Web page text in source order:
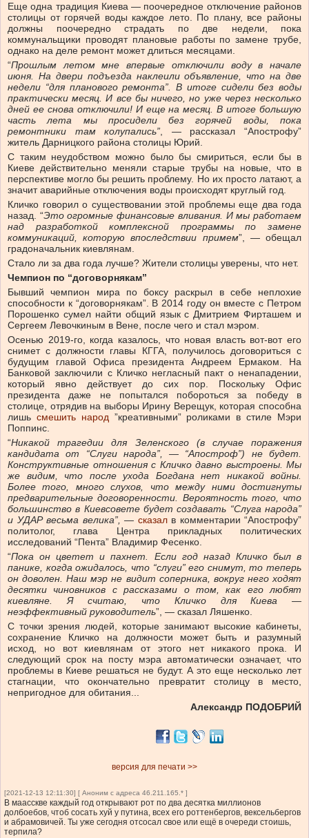
Еще одна традиция Киева — поочередное отключение районов
столицы от горячей воды каждое лето. По плану, все районы
должны поочередно страдать по две недели, пока
коммунальщики проводят плановые работы по замене трубе,
однако на деле ремонт может длиться месяцами.
“Прошлым летом мне впервые отключили воду в начале
июня. На двери подъезда наклеили объявление, что на две
недели “для планового ремонта”. В итоге сидели без воды
практически месяц. И все бы ничего, но уже через несколько
дней ее снова отключили! И еще на месяц. В итоге большую
часть лета мы просидели без горячей воды, пока
ремонтники там колупались”, — рассказал “Апострофу”
житель Дарницкого района столицы Юрий.
С таким неудобством можно было бы смириться, если бы в
Киеве действительно меняли старые трубы на новые, что в
перспективе могло бы решить проблему. Но их просто латают, а
значит аварийные отключения воды происходят круглый год.
Кличко говорил о существовании этой проблемы еще два года
назад. “Это огромные финансовые вливания. И мы работаем
над разработкой комплексной программы по замене
коммуникаций, которую впоследствии примем”, — обещал
градоначальник киевлянам.
Стало ли за два года лучше? Жители столицы уверены, что нет.
Чемпион по “договорнякам”
Бывший чемпион мира по боксу раскрыл в себе неплохие
способности к “договорнякам”. В 2014 году он вместе с Петром
Порошенко сумел найти общий язык с Дмитрием Фирташем и
Сергеем Левочкиным в Вене, после чего и стал мэром.
Осенью 2019-го, когда казалось, что новая власть вот-вот его
снимет с должности главы КГГА, получилось договориться с
будущим главой Офиса президента Андреем Ермаком. На
Банковой заключили с Кличко негласный пакт о ненападении,
который явно действует до сих пор. Поскольку Офис
президента даже не попытался побороться за победу в
столице, отрядив на выборы Ирину Верещук, которая способна
лишь смешить народ ”креативными” роликами в стиле Мэри
Поппинс.
“Никакой трагедии для Зеленского (в случае поражения
кандидата от “Слуги народа”, — “Апостроф”) не будет.
Конструктивные отношения с Кличко давно выстроены. Мы
же видим, что после ухода Богдана нет никакой войны.
Более того, много слухов, что между ними достигнуты
предварительные договоренности. Вероятность того, что
большинство в Киевсовете будет создавать “Слуга народа”
и УДАР весьма велика”, — сказалв комментарии “Апострофу”
политолог, глава Центра прикладных политических
исследований “Пента” Владимир Фесенко.
“Пока он цветет и пахнет. Если год назад Кличко был в
панике, когда ожидалось, что “слуги” его снимут, то теперь
он доволен. Наш мэр не видит соперника, вокруг него ходят
десятки чиновников с рассказами о том, как его любят
киевляне. Я считаю, что Кличко для Киева —
неэффективный руководитель”, — сказал Ляшенко.
С точки зрения людей, которые занимают высокие кабинеты,
сохранение Кличко на должности может быть и разумный
исход, но вот киевлянам от этого нет никакого прока. И
следующий срок на посту мэра автоматически означает, что
проблемы в Киеве решаться не будут. А это еще несколько лет
стагнации, что окончательно превратит столицу в место,
непригодное для обитания...
Александр ПОДОБРИЙ
версия для печати >>
[2021-12-13 12:11:30] [ Аноним с адреса 46.211.165.* ]
В маасскве каждый год открывают рот по два десятка миллионов
долбоебов, чтоб сосать хуй у путина, всех его роттенбергов, вексельбергов
и абрамовичей. Ты уже сегодня отсосал свое или ещё в очереди стоишь,
терпила?